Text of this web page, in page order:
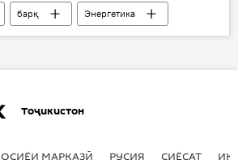
барқ
Энергетика
қарзҳо
Тоҷикистон
ОСИЁИ МАРКАЗӢ РУСИЯ СИЁСАТ